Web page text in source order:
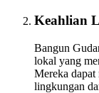
Keahlian
Bangun
lokal yang
Mereka dapat
lingkungan